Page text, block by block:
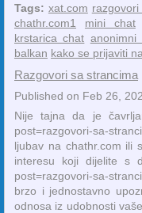
Tags: xat.com
chathr.com1
mini chat
krstarica chat anonimni
balkan kako se prijaviti
Razgovori sa strancima
Published on Feb 26,
Nije tajna da je
post=razgovori-sa-
ljubav na chathr.com ili
interesu koji dijelite s
post=razgovori-sa-
brzo i jednostavno
odnosa iz udobnosti